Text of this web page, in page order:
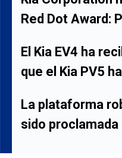
Red Dot Award:
El Kia EV4 ha
que el Kia PV5
La plataforma
sido proclamada